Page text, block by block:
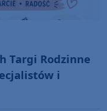
Targi Rodzinne
i